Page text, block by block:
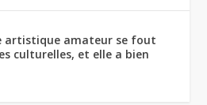
artistique amateur se fout
culturelles, et elle a bien